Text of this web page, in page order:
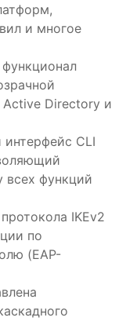
и многое
Directory и
CLI
всех функций
IKEv2
по
(EAP-